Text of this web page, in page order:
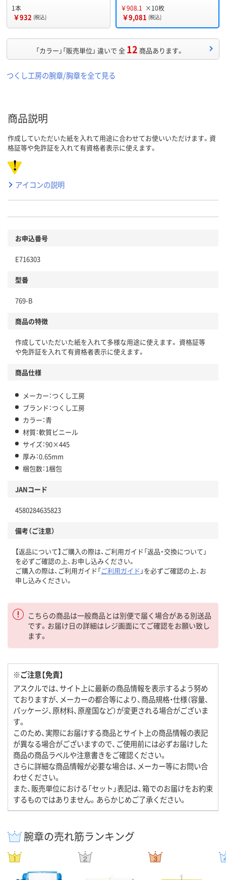
1本
￥932 (税込)
￥908.1 ×10枚
￥9,081 (税込)
「カラー」「販売単位」 違いで 全 12 商品あります。
つくし工房の腕章/胸章を全て見る
商品説明
作成していただいた紙を入れて用途に合わせてお使いいただけます。資
格証等や免許証を入れて有資格者表示に使えます。
アイコンの説明
お申込番号
E716303
型番
769-B
商品の特徴
作成していただいた紙を入れて多様な用途に使えます。 資格証等
や免許証を入れて有資格者表示に使えます。
商品仕様
メーカー：つくし工房
ブランド：つくし工房
カラー：青
材質：軟質ビニール
サイズ：90×445
厚み：0.65mm
梱包数：1梱包
JANコード
4580284635823
備考（ご注意）
【返品について】ご購入の際は、ご利用ガイド「返品・交換について」
を必ずご確認の上、お申し込みください。
ご購入の際は、ご利用ガイド「ご利用ガイド 」を必ずご確認の上、お
申し込みください。
こちらの商品は一般商品とは別便で届く場合がある別送品
です。お届け日の詳細はレジ画面にてご確認をお願い致し
ます。
※ご注意【免責】
アスクルでは、サイト上に最新の商品情報を表示するよう努め
ておりますが、メーカーの都合等により、商品規格・仕様（容量、
パッケージ、原材料、原産国など）が変更される場合がございま
す。
このため、実際にお届けする商品とサイト上の商品情報の表記
が異なる場合がございますので、ご使用前には必ずお届けした
商品の商品ラベルや注意書きをご確認ください。
さらに詳細な商品情報が必要な場合は、メーカー等にお問い合
わせください。
また、販売単位における「セット」表記は、箱でのお届けをお約束
するものではありません。あらかじめご了承ください。
腕章の売れ筋ランキング